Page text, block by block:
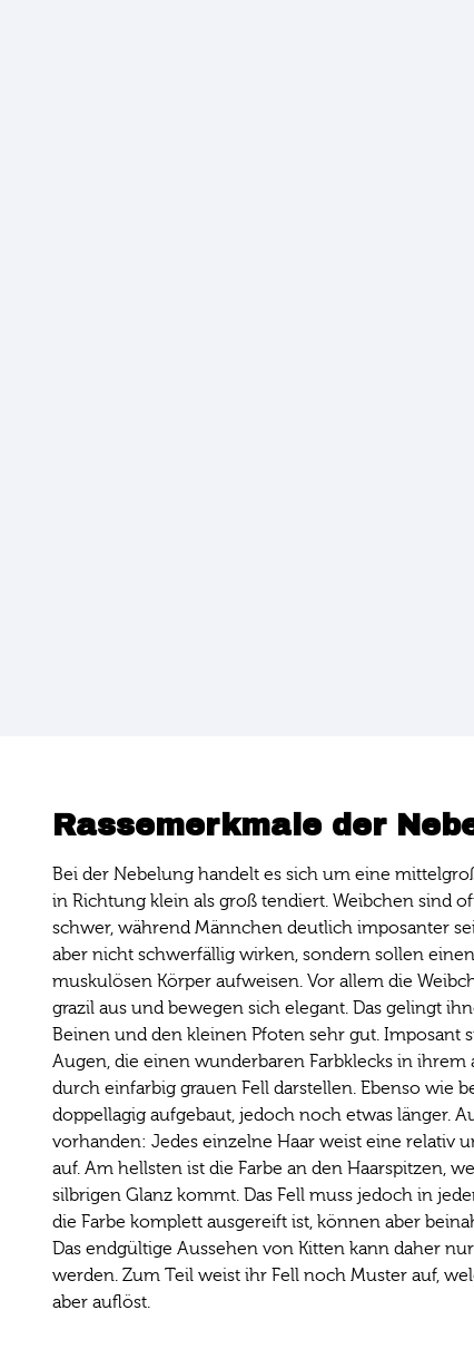
Rassemerkmale der
Bei der Nebelung handelt es sich um eine
in Richtung klein als groß tendiert. Weibchen sind
schwer, während Männchen deutlich imposanter
aber nicht schwerfällig wirken, sondern sollen
muskulösen Körper aufweisen. Vor allem die
grazil aus und bewegen sich elegant. Das gelingt
Beinen und den kleinen Pfoten sehr gut. Imposant
Augen, die einen wunderbaren Farbklecks in
durch einfarbig grauen Fell darstellen. Ebenso wie
doppellagig aufgebaut, jedoch noch etwas länger.
vorhanden: Jedes einzelne Haar weist eine relativ
auf. Am hellsten ist die Farbe an den Haarspitzen,
silbrigen Glanz kommt. Das Fell muss jedoch in
die Farbe komplett ausgereift ist, können aber
Das endgültige Aussehen von Kitten kann daher
werden. Zum Teil weist ihr Fell noch Muster auf,
aber auflöst.